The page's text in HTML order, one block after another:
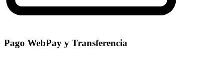
Pago WebPay y Transferencia